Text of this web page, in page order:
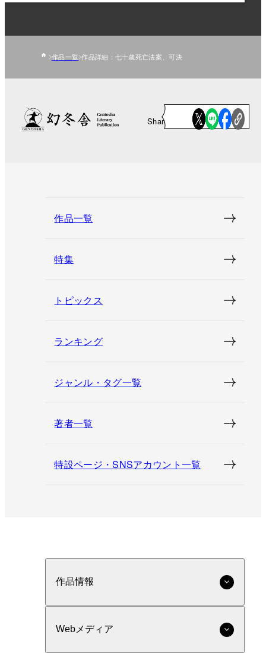
作品一覧 作品詳細：七十歳死亡法案、可決
Share
作品一覧
特集
トピックス
ランキング
ジャンル・タグ一覧
著者一覧
特設ページ・SNSアカウント一覧
作品情報
Webメディア